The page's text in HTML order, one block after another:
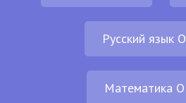
Русский язык
Математика